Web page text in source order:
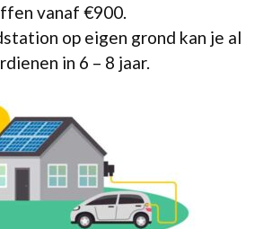
vanaf €900.
op eigen grond kan je al
in 6 – 8 jaar.